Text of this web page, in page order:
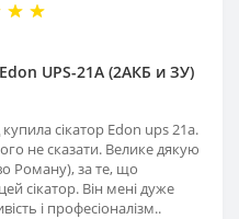
UPS-21A (2АКБ и ЗУ)
сікатор Edon ups 21a.
не сказати. Велике дякую
Роману), за те, що
сікатор. Він мені дуже
і професіоналізм..